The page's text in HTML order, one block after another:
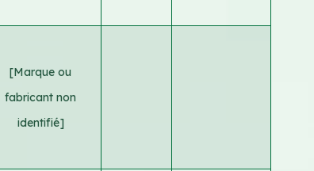
[Marque ou
fabricant non
identifié]